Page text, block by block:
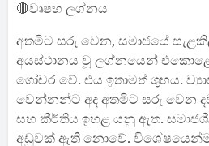
🔴වෘෂභ ලග්නය
අතමිට සරු වෙන, සමාජයේ
අයස්ථානය වූ ලග්නයෙන්
ගෝචර වේ. එය ඉතාමත් ශුභය.
වෙන්නන්ට අද අතමිට සරු වෙන
සහ කීර්තිය ඉහළ යනු ඇත.
අඩුවක් ඇති නොවේ.